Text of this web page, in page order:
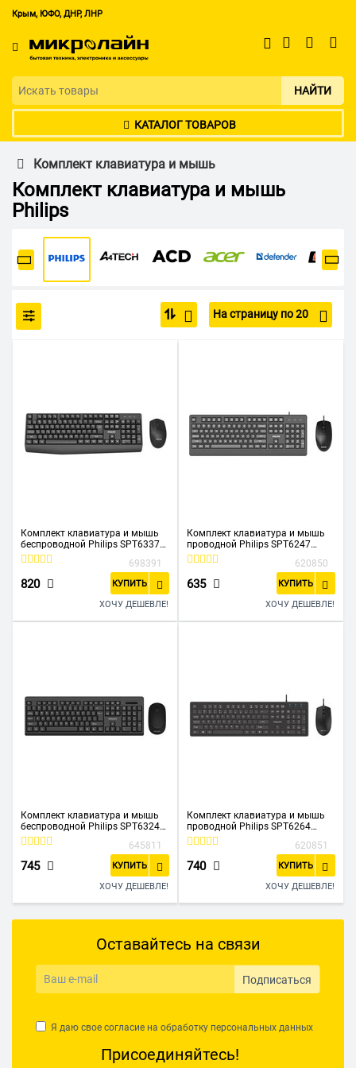
Крым, ЮФО, ДНР, ЛНР
НАЙТИ
КАТАЛОГ ТОВАРОВ
Комплект клавиатура и мышь
Комплект клавиатура и мышь
Philips
На страницу по 20
Комплект клавиатура и мышь
беспроводной Philips SPT6337
(SPT6337B/60) черный
698391
820 КУПИТЬ
ХОЧУ ДЕШЕВЛЕ!
Комплект клавиатура и мышь
проводной Philips SPT6247
(SPT6247B/60) чёрный
620850
635 КУПИТЬ
ХОЧУ ДЕШЕВЛЕ!
Комплект клавиатура и мышь
беспроводной Philips SPT6324
(SPT6324B/60) черный
645811
745 КУПИТЬ
ХОЧУ ДЕШЕВЛЕ!
Комплект клавиатура и мышь
проводной Philips SPT6264
(SPT6264B/60) чёрный
620851
740 КУПИТЬ
ХОЧУ ДЕШЕВЛЕ!
Оставайтесь на связи
Подписаться
Я даю свое согласие на обработку персональных данных
Присоединяйтесь!